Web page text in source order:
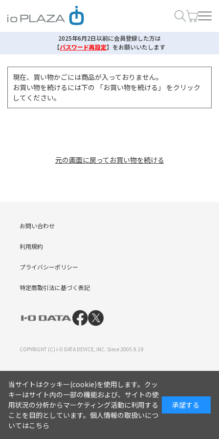
2025年6月2日以前に会員登録した方は
【パスワード再設定】 をお願いいたします
現在、買い物かごには商品が入っておりません。
お買い物を続けるには下の 「お買い物を続ける」 をクリック
してください。
元の画面に戻ってお買い物を続ける
お問い合わせ
利用規約
プライバシーポリシー
特定商取引法に基づく表記
COPYRIGHT (C) I-O DATA DEVICE, INC. Since 2005.9.19
当サイトはクッキー(cookie)を使用します。クッ
キーはサイト内の一部の機能および、サイトの使
用状況の分析からマーケティング活動に利用する
ことを目的としています。 個人情報の取扱いにつ
いてはこちら
承諾する